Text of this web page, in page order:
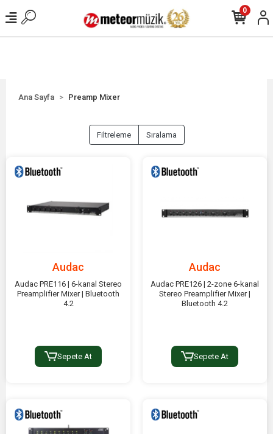
0
Ana Sayfa Preamp Mixer
Filtreleme Sıralama
Audac
Audac PRE116 | 6-kanal Stereo
Preamplifier Mixer | Bluetooth
4.2
Sepete At
Audac
Audac PRE126 | 2-zone 6-kanal
Stereo Preamplifier Mixer |
Bluetooth 4.2
Sepete At